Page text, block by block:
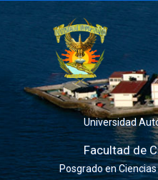
Universidad
Facultad de
Posgrado en